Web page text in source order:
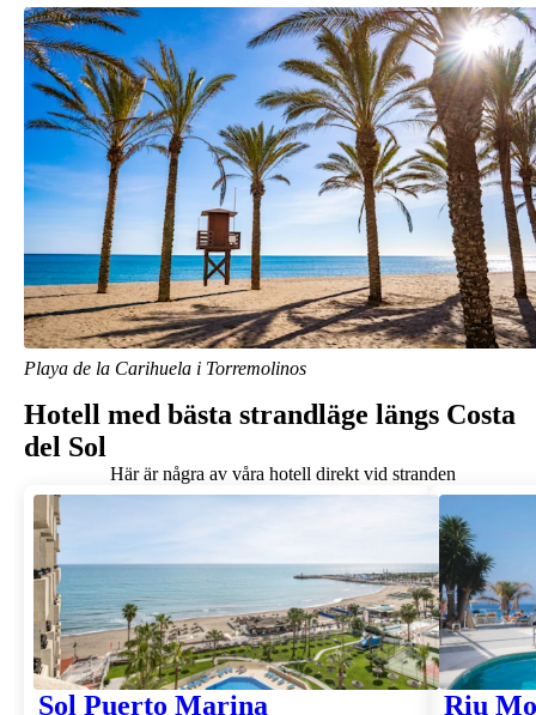
Playa de la Carihuela i Torremolinos
Hotell med bästa strandläge längs Costa
del Sol
Här är några av våra hotell direkt vid stranden
Sol Puerto Marina Riu